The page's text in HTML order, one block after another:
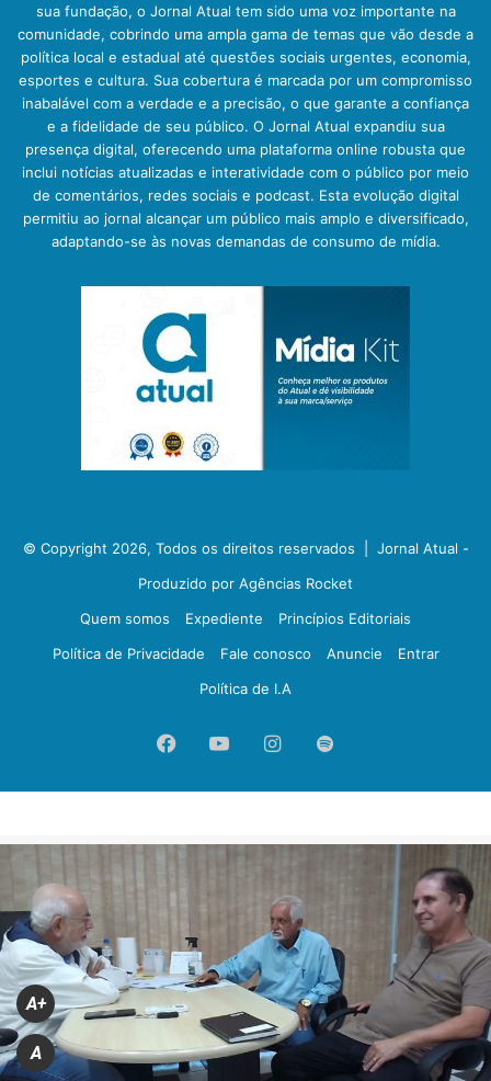
sua fundação, o Jornal Atual tem sido uma voz importante na
comunidade, cobrindo uma ampla gama de temas que vão desde a
política local e estadual até questões sociais urgentes, economia,
esportes e cultura. Sua cobertura é marcada por um compromisso
inabalável com a verdade e a precisão, o que garante a confiança
e a fidelidade de seu público. O Jornal Atual expandiu sua
presença digital, oferecendo uma plataforma online robusta que
inclui notícias atualizadas e interatividade com o público por meio
de comentários, redes sociais e podcast. Esta evolução digital
permitiu ao jornal alcançar um público mais amplo e diversificado,
adaptando-se às novas demandas de consumo de mídia.
© Copyright 2026, Todos os direitos reservados | Jornal Atual -
Produzido por Agências Rocket
Quem somos
Expediente
Princípios Editoriais
Política de Privacidade
Fale conosco Anuncie
Entrar
Política de I.A
FacebookYouTubeInstagram
Spotify
A+
A